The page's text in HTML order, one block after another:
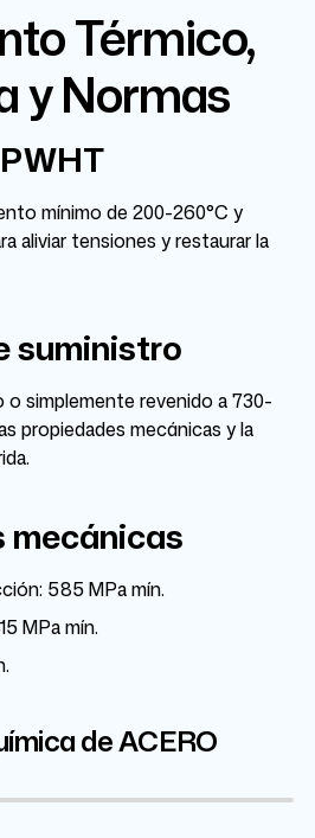
Térmico,
y Normas
mínimo de 200-260°C y
aliviar tensiones y restaurar la
suministro
o simplemente revenido a 730-
propiedades mecánicas y la
mecánicas
585 MPa mín.
MPa mín.
de ACERO